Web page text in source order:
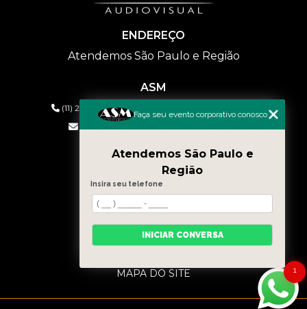
ENDEREÇO
Atendemos São Paulo e Região
ASM
(11) 2626-2019 (11) 99577-9954
eventos@asmaudiovisual.com.br
MENU
HOME
QUEM SOMOS
SERVIÇOS
CONTATO
BLOG
MAPA DO SITE
1
Faça seu evento corporativo conosco
Atendemos São Paulo e
Região
Insira seu telefone
INICIAR CONVERSA